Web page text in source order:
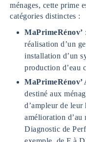
ménages, cette prime
catégories distinctes :
MaPrimeRénov’
réalisation d’un
installation d’un
production d’eau
MaPrimeRénov’
destiné aux
d’ampleur de
amélioration d’au
Diagnostic de